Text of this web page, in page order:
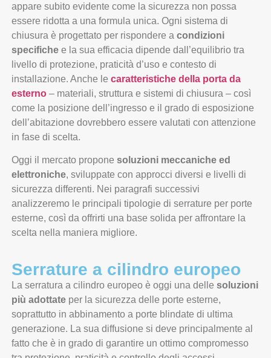
appare subito evidente come la sicurezza non possa
essere ridotta a una formula unica. Ogni sistema di
chiusura è progettato per rispondere a condizioni
specifichee la sua efficacia dipende dall’equilibrio tra
livello di protezione, praticità d’uso e contesto di
installazione. Anche le caratteristiche della porta da
esterno– materiali, struttura e sistemi di chiusura – così
come la posizione dell’ingresso e il grado di esposizione
dell’abitazione dovrebbero essere valutati con attenzione
in fase di scelta.
Oggi il mercato propone soluzioni meccaniche ed
elettroniche, sviluppate con approcci diversi e livelli di
sicurezza differenti. Nei paragrafi successivi
analizzeremo le principali tipologie di serrature per porte
esterne, così da offrirti una base solida per affrontare la
scelta nella maniera migliore.
Serrature a cilindro europeo
La serratura a cilindro europeo è oggi una delle soluzioni
più adottateper la sicurezza delle porte esterne,
soprattutto in abbinamento a porte blindate di ultima
generazione. La sua diffusione si deve principalmente al
fatto che è in grado di garantire un ottimo compromesso